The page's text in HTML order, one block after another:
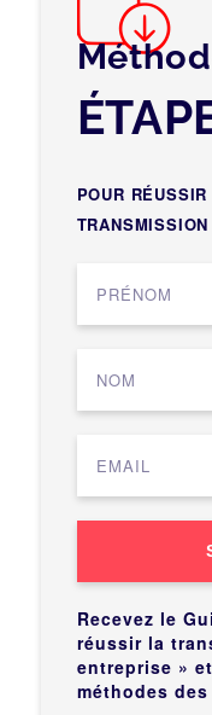
POUR RÉUSSIR
Recevez le
réussir la
entreprise »
méthodes